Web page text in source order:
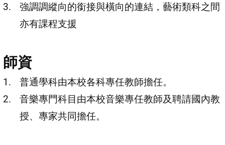
強調調縱向的銜接與橫向的連結，藝術類科之間
亦有課程支援
師資
普通學科由本校各科專任教師擔任。
音樂專門科目由本校音樂專任教師及聘請國內教
授、專家共同擔任。